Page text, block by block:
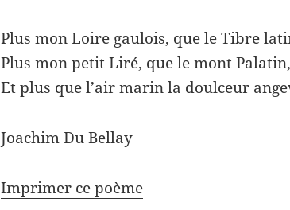
Plus mon Loire gaulois, que le Tibre
Plus mon petit Liré, que le mont Palatin,
Et plus que l’air marin la doulceur
Joachim Du Bellay
Imprimer ce poème